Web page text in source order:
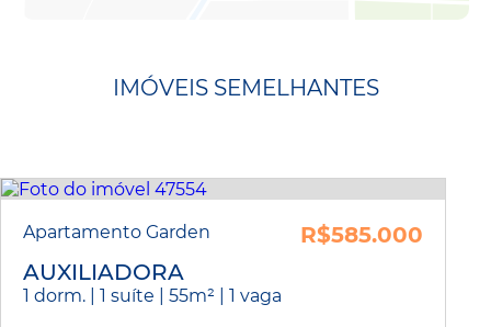
IMÓVEIS SEMELHANTES
Apartamento Garden
R$585.000
AUXILIADORA
1 dorm. | 1 suíte | 55m² | 1 vaga